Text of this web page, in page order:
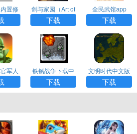
置修
剑与家园（Art of
Conquest）app
下载
全民武馆app
下载
军人
下载
铁锈战争下载中
文版
下载
文明时代中文版
下载官方版
下载